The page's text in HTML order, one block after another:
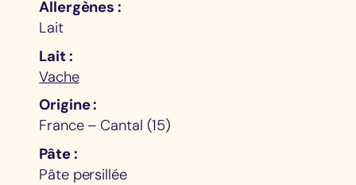
Allergènes
Lait
Lait
Vache
Origine
France – Cantal (15)
Pâte
Pâte persillée